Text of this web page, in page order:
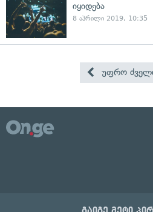
იყიდება
8 აპრილი 2019, 10:35
უფრო